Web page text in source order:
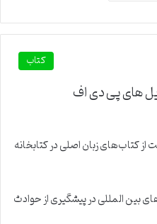
کتاب
های پی دی اف
از کتاب‌های زبان اصلی در کتابخانه
بین المللی در پیشگیری از حوادث